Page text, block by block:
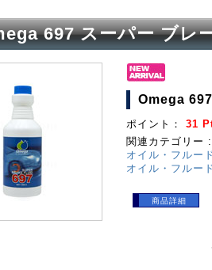
697 スーパー ブレ
Omega
ポイント： 31
関連カテゴリー :
オイル・フルー
オイル・フルー
商品詳細